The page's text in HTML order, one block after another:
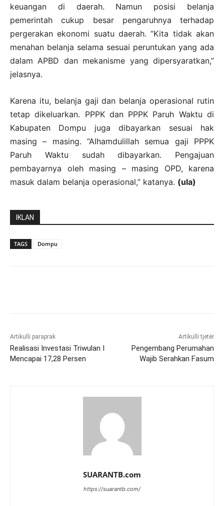
keuangan di daerah. Namun posisi belanja
pemerintah cukup besar pengaruhnya terhadap
pergerakan ekonomi suatu daerah. “Kita tidak akan
menahan belanja selama sesuai peruntukan yang ada
dalam APBD dan mekanisme yang dipersyaratkan,”
jelasnya.
Karena itu, belanja gaji dan belanja operasional rutin
tetap dikeluarkan. PPPK dan PPPK Paruh Waktu di
Kabupaten Dompu juga dibayarkan sesuai hak
masing – masing. “Alhamdulillah semua gaji PPPK
Paruh Waktu sudah dibayarkan. Pengajuan
pembayarnya oleh masing – masing OPD, karena
masuk dalam belanja operasional,” katanya. (ula)
IKLAN
TAGS Dompu
Artikulli paraprak
Realisasi Investasi Triwulan I
Mencapai 17,28 Persen
Artikulli tjetër
Pengembang Perumahan
Wajib Serahkan Fasum
SUARANTB.com
https://suarantb.com/